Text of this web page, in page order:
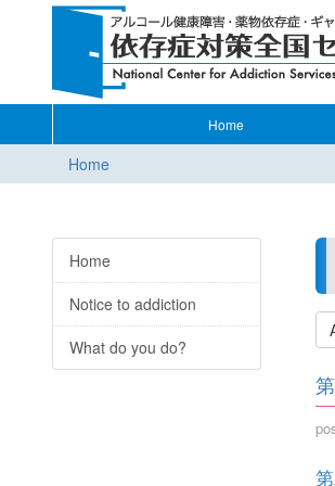
Home
Home
Home
Notice to addiction
What do you do?